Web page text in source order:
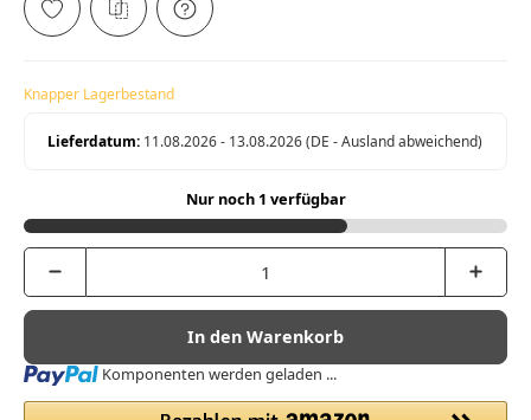
Knapper Lagerbestand
Lieferdatum: 11.08.2026 - 13.08.2026(DE - Ausland abweichend)
Nur noch 1 verfügbar
In den Warenkorb
Loading... Komponenten werden geladen ...